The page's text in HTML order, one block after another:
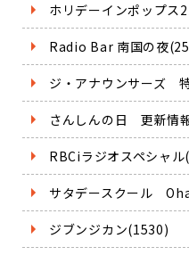
ホリデーインポップス
Radio Bar 南国の夜
ジ・アナウンサーズ
さんしんの日 更新情
RBCiラジオスペシャ
サタデースクール
ジブンジカン(1530)